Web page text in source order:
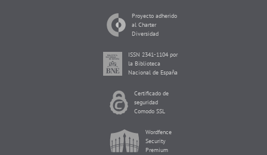
Proyecto adherido
al Charter
Diversidad
ISSN 2341-1104 por
la Biblioteca
Nacional de España
Certificado de
seguridad
Comodo SSL
Wordfence
Security
Premium